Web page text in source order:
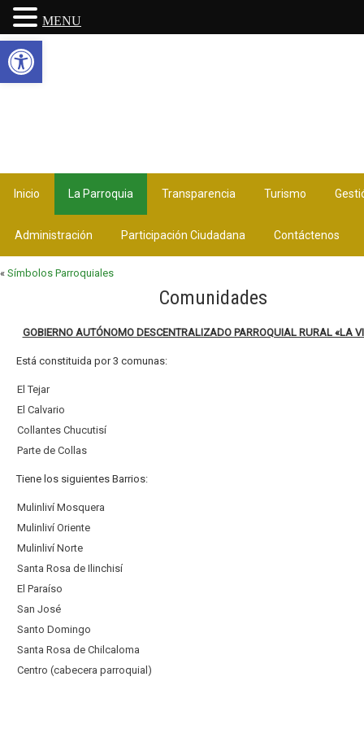
Inicio La Parroquia Transparencia Turismo
Administración Participación Ciudadana Contáctenos
« Símbolos Parroquiales
Comunidades
GOBIERNO AUTÓNOMO DESCENTRALIZADO PARROQUIAL RURAL «LA
Está constituida por 3 comunas:
El Tejar
El Calvario
Collantes Chucutisí
Parte de Collas
Tiene los siguientes Barrios:
Mulinliví Mosquera
Mulinliví Oriente
Mulinliví Norte
Santa Rosa de Ilinchisí
El Paraíso
San José
Santo Domingo
Santa Rosa de Chilcaloma
Centro (cabecera parroquial)
MENU
Abrir barra de herramientas